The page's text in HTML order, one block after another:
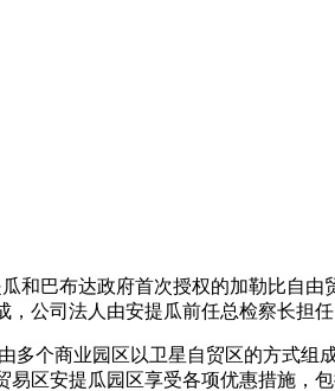
瓜和巴布达政府首次授权的加勒比自
公司法人由安提瓜前任总检察长担任
个商业园区以卫星自贸区的方式组
区安提瓜园区享受各项优惠措施，